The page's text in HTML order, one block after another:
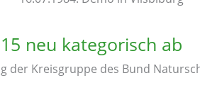
neu kategorisch ab
der Kreisgruppe des Bund